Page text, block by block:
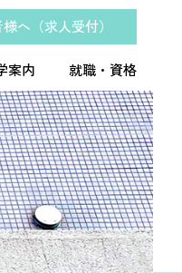
へ（求人受付）
案内 就職・資格